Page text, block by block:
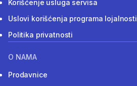
Korišćenje usluga servisa
Uslovi korišćenja programa lojalnosti
Politika privatnosti
O NAMA
Prodavnice